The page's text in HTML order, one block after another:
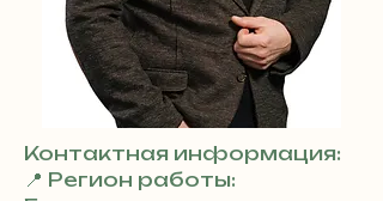
Контактная информация:
📍 Регион работы: